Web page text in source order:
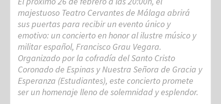
majestuoso Teatro Cervantes de Málaga abrirá
sus puertas para recibir un evento único y
emotivo: un concierto en honor al ilustre músico y
militar español, Francisco Grau Vegara.
Organizado por la cofradía del Santo Cristo
Coronado de Espinas y Nuestra Señora de Gracia y
Esperanza (Estudiantes), este concierto promete
ser un homenaje lleno de solemnidad y esplendor.